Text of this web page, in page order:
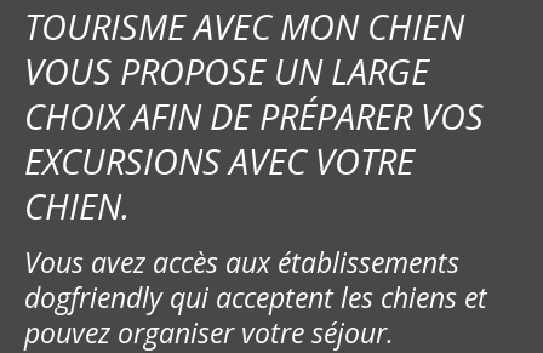
TOURISME AVEC MON CHIEN
VOUS PROPOSE UN LARGE
CHOIX AFIN DE PRÉPARER VOS
EXCURSIONS AVEC VOTRE
CHIEN.
Vous avez accès aux établissements
dogfriendly qui acceptent les chiens et
pouvez organiser votre séjour.